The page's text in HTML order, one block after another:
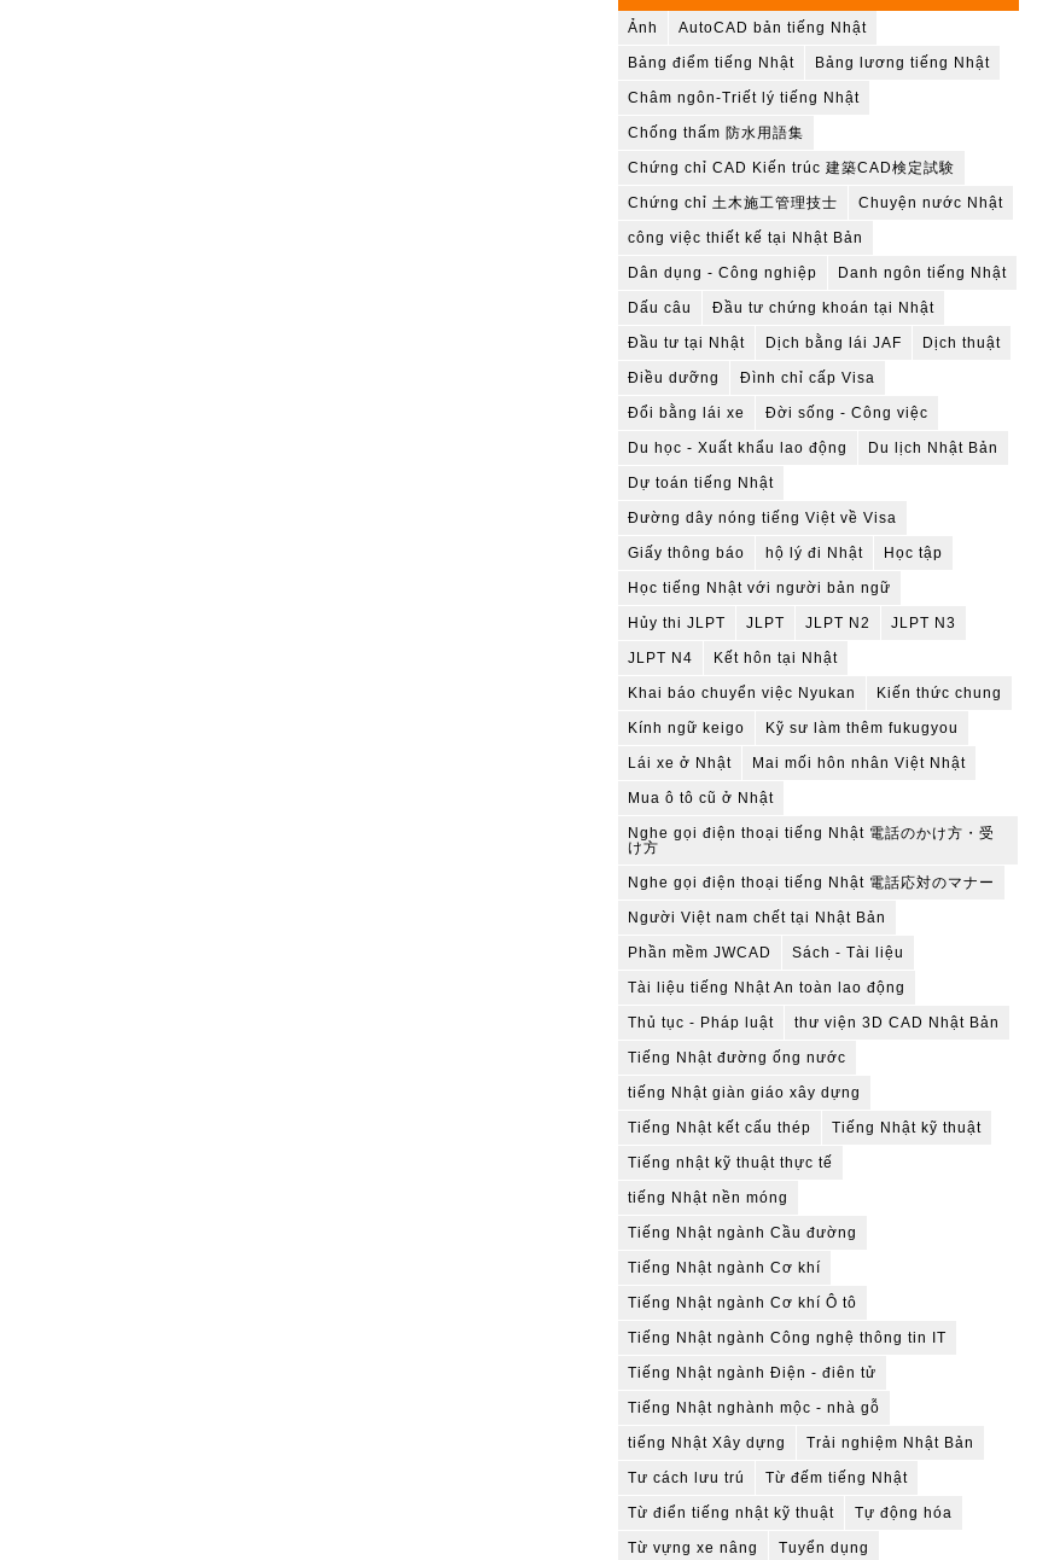
Ảnh AutoCAD bản tiếng Nhật
Bảng điểm tiếng Nhật Bảng lương tiếng Nhật
Châm ngôn-Triết lý tiếng Nhật
Chống thấm 防水用語集
Chứng chỉ CAD Kiến trúc 建築CAD検定試験
Chứng chỉ 土木施工管理技士 Chuyện nước Nhật
công việc thiết kế tại Nhật Bản
Dân dụng - Công nghiệp Danh ngôn tiếng Nhật
Dấu câu Đầu tư chứng khoán tại Nhật
Đầu tư tại Nhật Dịch bằng lái JAF Dịch thuật
Điều dưỡng Đình chỉ cấp Visa
Đổi bằng lái xe Đời sống - Công việc
Du học - Xuất khẩu lao động Du lịch Nhật Bản
Dự toán tiếng Nhật
Đường dây nóng tiếng Việt về Visa
Giấy thông báo hộ lý đi Nhật Học tập
Học tiếng Nhật với người bản ngữ
Hủy thi JLPT JLPT JLPT N2 JLPT N3
JLPT N4 Kết hôn tại Nhật
Khai báo chuyển việc Nyukan Kiến thức chung
Kính ngữ keigo Kỹ sư làm thêm fukugyou
Lái xe ở Nhật Mai mối hôn nhân Việt Nhật
Mua ô tô cũ ở Nhật
Nghe gọi điện thoại tiếng Nhật 電話のかけ方・受
け方
Nghe gọi điện thoại tiếng Nhật 電話応対のマナー
Người Việt nam chết tại Nhật Bản
Phần mềm JWCAD Sách - Tài liệu
Tài liệu tiếng Nhật An toàn lao động
Thủ tục - Pháp luật thư viện 3D CAD Nhật Bản
Tiếng Nhật đường ống nước
tiếng Nhật giàn giáo xây dựng
Tiếng Nhật kết cấu thép Tiếng Nhật kỹ thuật
Tiếng nhật kỹ thuật thực tế
tiếng Nhật nền móng
Tiếng Nhật ngành Cầu đường
Tiếng Nhật ngành Cơ khí
Tiếng Nhật ngành Cơ khí Ô tô
Tiếng Nhật ngành Công nghệ thông tin IT
Tiếng Nhật ngành Điện - điên tử
Tiếng Nhật nghành mộc - nhà gỗ
tiếng Nhật Xây dựng Trải nghiệm Nhật Bản
Tư cách lưu trú Từ đếm tiếng Nhật
Từ điển tiếng nhật kỹ thuật Tự động hóa
Từ vựng xe nâng Tuyển dụng